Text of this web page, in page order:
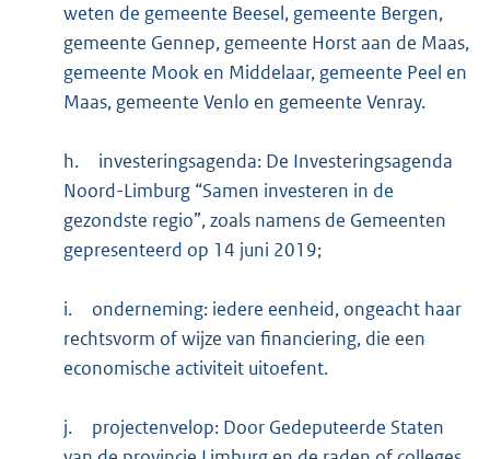
weten de gemeente Beesel, gemeente Bergen,
gemeente Gennep, gemeente Horst aan de Maas,
gemeente Mook en Middelaar, gemeente Peel en
Maas, gemeente Venlo en gemeente Venray.
h.
investeringsagenda: De Investeringsagenda
Noord-Limburg “Samen investeren in de
gezondste regio”, zoals namens de Gemeenten
gepresenteerd op 14 juni 2019;
i.
onderneming: iedere eenheid, ongeacht haar
rechtsvorm of wijze van financiering, die een
economische activiteit uitoefent.
j.
projectenvelop: Door Gedeputeerde Staten